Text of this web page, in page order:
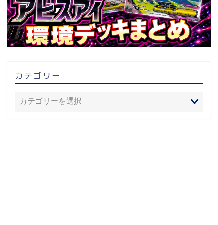
カテゴリー